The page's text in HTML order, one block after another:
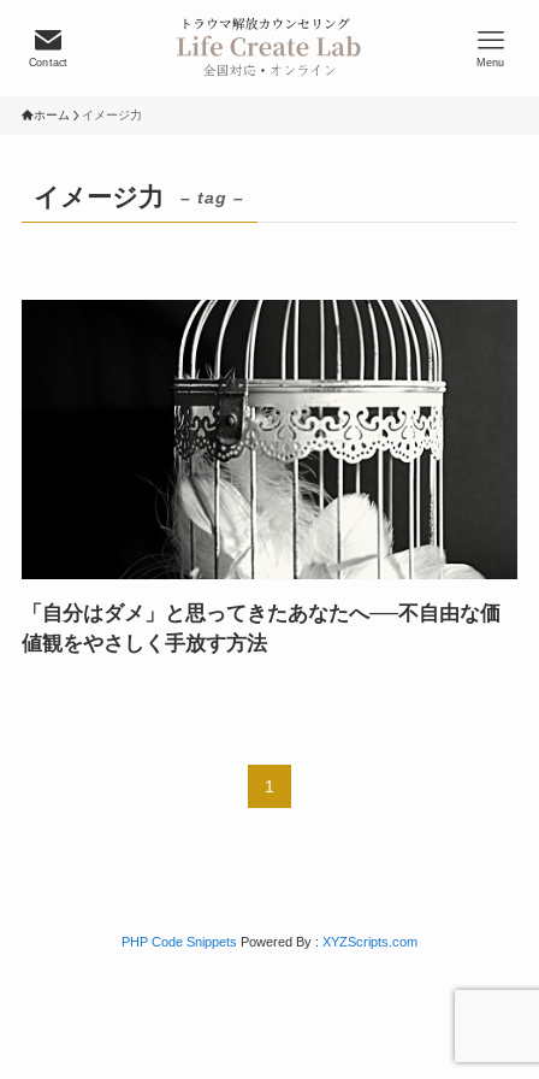
Contact Menu
ホーム イメージ力
イメージ力 – tag –
「自分はダメ」と思ってきたあなたへ──不自由な価
値観をやさしく手放す方法
1
PHP Code Snippets Powered By : XYZScripts.com